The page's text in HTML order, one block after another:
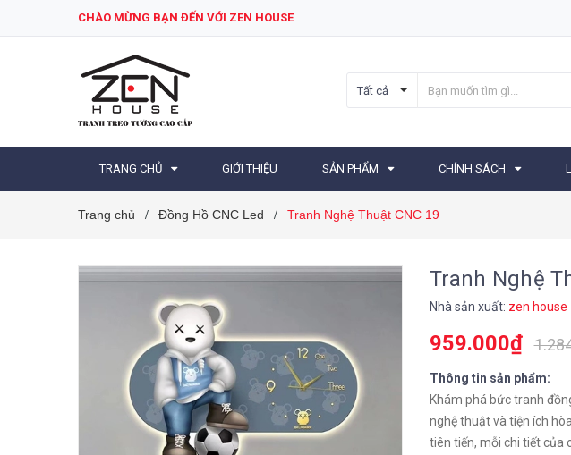
CHÀO MỪNG BẠN ĐẾN VỚI ZEN HOUSE
Tất cả
TRANG CHỦ GIỚI THIỆU SẢN PHẨM CHÍNH SÁCH
Trang chủ / Đồng Hồ CNC Led / Tranh Nghệ Thuật CNC 19
Tranh Nghệ
Nhà sản xuất: zen house
959.000₫
Thông tin sản phẩm:
Khám phá bức tranh
nghệ thuật và tiện ích
tiên tiến, mỗi chi tiết của